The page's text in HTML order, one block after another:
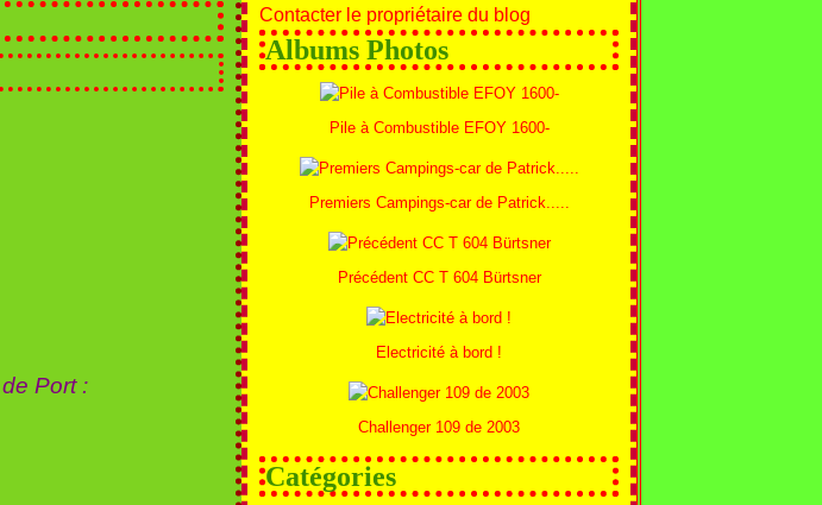
Port :
Contacter le propriétaire du blog
Albums Photos
Pile à Combustible EFOY 1600-
Premiers Campings-car de Patrick.....
Précédent CC T 604 Bürtsner
Electricité à bord !
Challenger 109 de 2003
Catégories